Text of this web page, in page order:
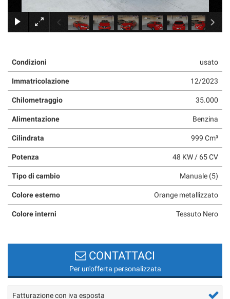
×
Condizioni usato
Immatricolazione 12/2023
Chilometraggio 35.000
Alimentazione Benzina
Cilindrata 999 Cm³
Potenza 48 KW / 65 CV
Tipo di cambio Manuale (5)
Colore esterno Orange metallizzato
Colore interni Tessuto Nero
CONTATTACI
Per un'offerta personalizzata
Fatturazione con iva esposta